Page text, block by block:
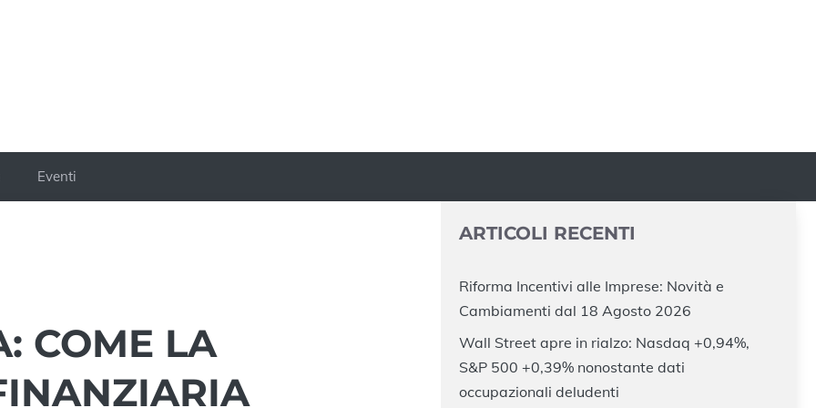
Eventi
COME LA
ARTICOLI RECENTI
Riforma Incentivi alle Imprese: Novità e
Cambiamenti dal 18 Agosto 2026
Wall Street apre in rialzo: Nasdaq +0,94%,
S&P 500 +0,39% nonostante dati
occupazionali deludenti